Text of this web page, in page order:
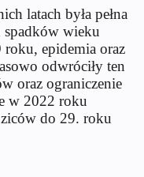
latach była pełna
wieku
epidemia oraz
odwróciły ten
oraz ograniczenie
w 2022 roku
do 29. roku